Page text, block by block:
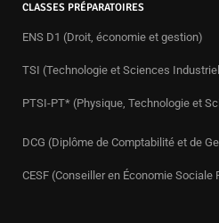
CLASSES PRÉPARATOIRES
ENS D1 (Droit, économie et gestion)
TSI (Technologie et Sciences
PTSI-PT* (Physique, Technologie et
DCG (Diplôme de Comptabilité et de
CESF (Conseiller en Économie Sociale